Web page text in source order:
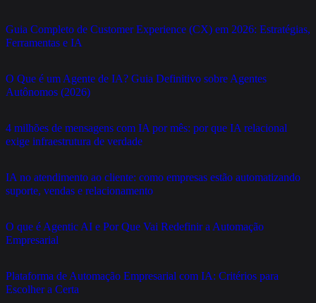
Guia Completo de Customer Experience (CX) em 2026: Estratégias,
Ferramentas e IA
O Que é um Agente de IA? Guia Definitivo sobre Agentes
Autônomos (2026)
4 milhões de mensagens com IA por mês: por que IA relacional
exige infraestrutura de verdade
IA no atendimento ao cliente: como empresas estão automatizando
suporte, vendas e relacionamento
O que é Agentic AI e Por Que Vai Redefinir a Automação
Empresarial
Plataforma de Automação Empresarial com IA: Critérios para
Escolher a Certa